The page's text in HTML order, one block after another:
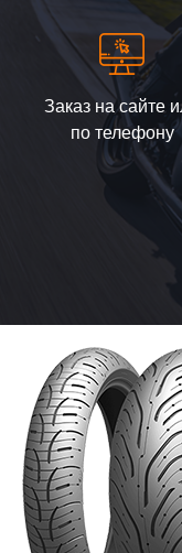
Заказ на сайте
по телефону